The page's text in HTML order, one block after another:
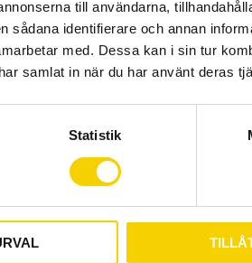
till användarna,
identifierare och annan
med. Dessa kan i sin tur
samlat in när du har använt deras
Statistik
rullmotståndet väsentligt.
Slanglöst kan köras vid lägre
Detta medför betydande fördelar i
Slanglösa system ger mycket hög
förlust av luft genom sprängning
omöjligt. Samtidigt ett punktering
tätningsvätska som tätar hål inom